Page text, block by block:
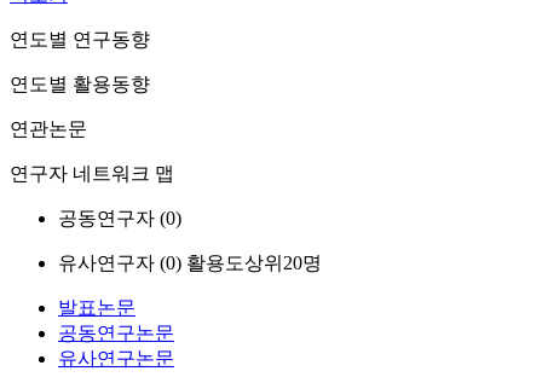
연도별 연구동향
연도별 활용동향
연관논문
연구자 네트워크 맵
공동연구자 (0)
유사연구자 (0) 활용도상위20명
발표논문
공동연구논문
유사연구논문